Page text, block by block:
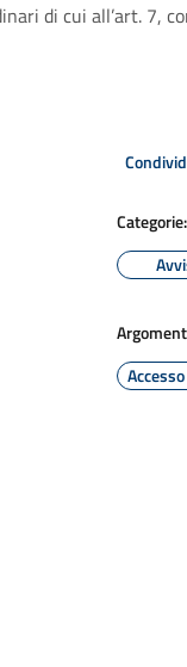
di cui all’art. 7,
Categorie: